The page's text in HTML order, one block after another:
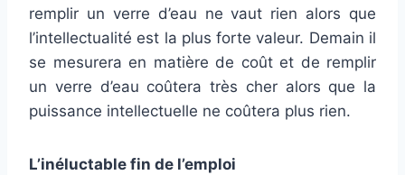
remplir un verre d’eau ne vaut rien alors que
l’intellectualité est la plus forte valeur. Demain il
se mesurera en matière de coût et de remplir
un verre d’eau coûtera très cher alors que la
puissance intellectuelle ne coûtera plus rien.
L’inéluctable fin de l’emploi